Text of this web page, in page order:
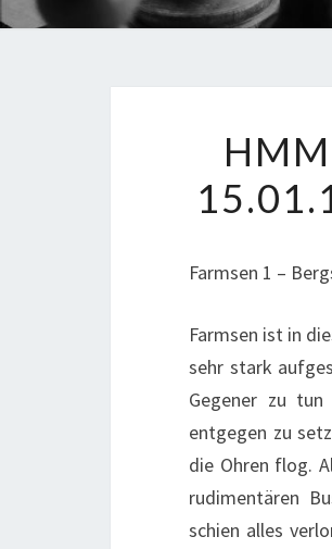
Farmsen 1 –
Farmsen ist in
sehr stark
Gegener zu
entgegen zu
die Ohren flog.
rudimentären
schien alles